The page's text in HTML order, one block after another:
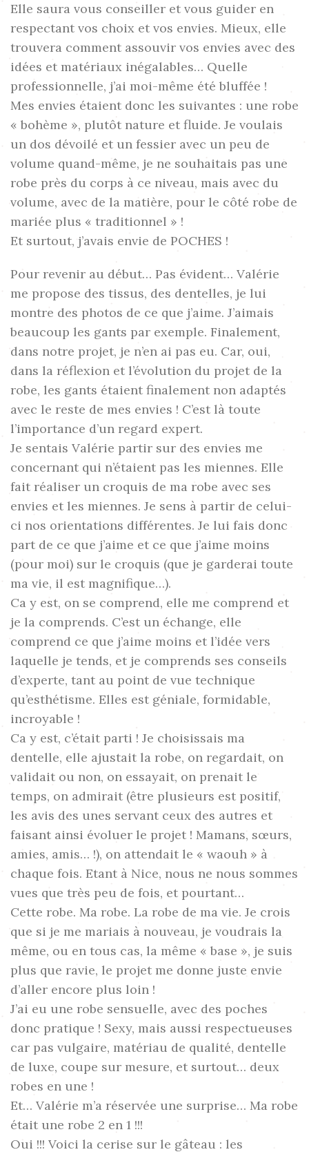
Elle saura vous conseiller et vous guider en
respectant vos choix et vos envies. Mieux, elle
trouvera comment assouvir vos envies avec des
idées et matériaux inégalables… Quelle
professionnelle, j’ai moi-même été bluffée !
Mes envies étaient donc les suivantes : une robe
« bohème », plutôt nature et fluide. Je voulais
un dos dévoilé et un fessier avec un peu de
volume quand-même, je ne souhaitais pas une
robe près du corps à ce niveau, mais avec du
volume, avec de la matière, pour le côté robe de
mariée plus « traditionnel » !
Et surtout, j’avais envie de POCHES !
Pour revenir au début… Pas évident… Valérie
me propose des tissus, des dentelles, je lui
montre des photos de ce que j’aime. J’aimais
beaucoup les gants par exemple. Finalement,
dans notre projet, je n’en ai pas eu. Car, oui,
dans la réflexion et l’évolution du projet de la
robe, les gants étaient finalement non adaptés
avec le reste de mes envies ! C’est là toute
l’importance d’un regard expert.
Je sentais Valérie partir sur des envies me
concernant qui n’étaient pas les miennes. Elle
fait réaliser un croquis de ma robe avec ses
envies et les miennes. Je sens à partir de celui-
ci nos orientations différentes. Je lui fais donc
part de ce que j’aime et ce que j’aime moins
(pour moi) sur le croquis (que je garderai toute
ma vie, il est magnifique…).
Ca y est, on se comprend, elle me comprend et
je la comprends. C’est un échange, elle
comprend ce que j’aime moins et l’idée vers
laquelle je tends, et je comprends ses conseils
d’experte, tant au point de vue technique
qu’esthétisme. Elles est géniale, formidable,
incroyable !
Ca y est, c’était parti ! Je choisissais ma
dentelle, elle ajustait la robe, on regardait, on
validait ou non, on essayait, on prenait le
temps, on admirait (être plusieurs est positif,
les avis des unes servant ceux des autres et
faisant ainsi évoluer le projet ! Mamans, sœurs,
amies, amis… !), on attendait le « waouh » à
chaque fois. Etant à Nice, nous ne nous sommes
vues que très peu de fois, et pourtant…
Cette robe. Ma robe. La robe de ma vie. Je crois
que si je me mariais à nouveau, je voudrais la
même, ou en tous cas, la même « base », je suis
plus que ravie, le projet me donne juste envie
d’aller encore plus loin !
J’ai eu une robe sensuelle, avec des poches
donc pratique ! Sexy, mais aussi respectueuses
car pas vulgaire, matériau de qualité, dentelle
de luxe, coupe sur mesure, et surtout… deux
robes en une !
Et… Valérie m’a réservée une surprise… Ma robe
était une robe 2 en 1 !!!
Oui !!! Voici la cerise sur le gâteau : les